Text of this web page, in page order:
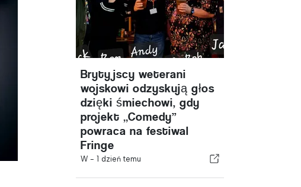
Brytyjscy weterani
wojskowi odzyskują głos
dzięki śmiechowi, gdy
projekt „Comedy”
powraca na festiwal
Fringe
W - 1 dzień temu